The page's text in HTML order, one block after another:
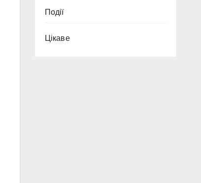
Події
Цікаве